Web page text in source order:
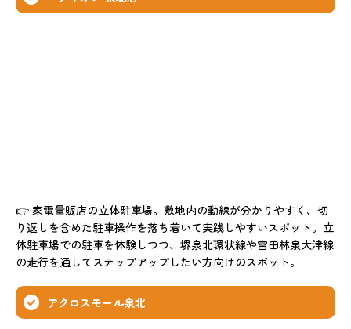
👉 家電量販店の立体駐車場。敷地内の動線が分かりやすく、切
り返しを含めた駐車操作を落ち着いて実践しやすいスポット。立
体駐車場での駐車を体験しつつ、堺泉北環状線や富田林泉大津線
の走行を通してステップアップしたい方向けのスポット。
アクロスモール泉北